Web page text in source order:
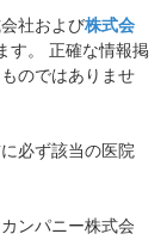
社および株式会
す。 正確な情報掲
のではありませ
必ず該当の医院
ンパニー株式会